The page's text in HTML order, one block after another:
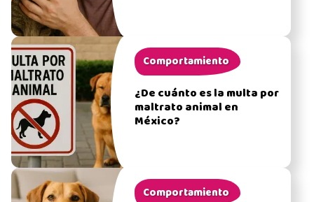
Comportamiento
¿De cuánto es la multa por
maltrato animal en
México?
Comportamiento